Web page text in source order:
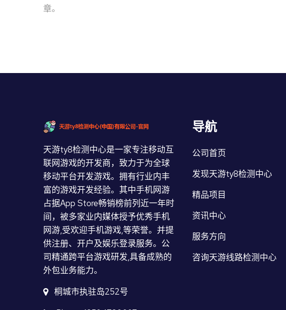
章。
天游ty8检测中心是一家专注移动互
联网游戏的开发商，致力于为全球
移动平台开发游戏。拥有行业内丰
富的游戏开发经验。其中手机网游
占据App Store畅销榜前列近一年时
间，被多家业内媒体授予优秀手机
网游,受欢迎手机游戏,等荣誉。并提
供注册、开户及娱乐登录服务。公
司精通跨平台游戏研发,具备成熟的
外包业务能力。
桐城市执驻岛252号
导航
公司首页
发现天游ty8检测中心
精品项目
资讯中心
服务方向
咨询天游线路检测中心